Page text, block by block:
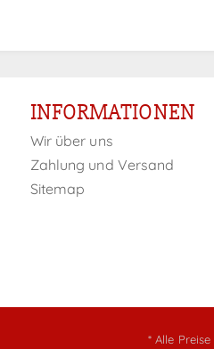
INFORMATIONEN
Wir über uns
Zahlung und Versand
Sitemap
* Alle Preise